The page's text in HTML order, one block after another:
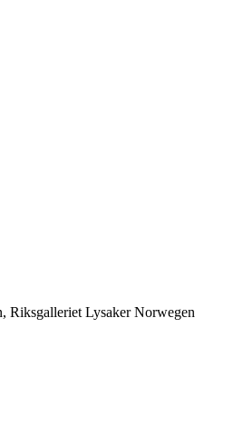
Riksgalleriet Lysaker Norwegen